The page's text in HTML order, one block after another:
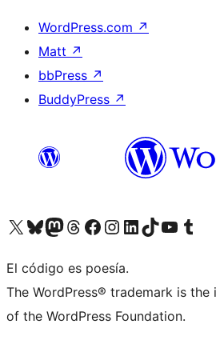
WordPress.com ↗
Matt ↗
bbPress ↗
BuddyPress ↗
Visitá nuestra cuenta de X (anteriormente Twitter)
Visitá nuestra cuenta de Bluesky
Visitá nuestra cuenta de Mastodon
Visitá nuestra cuenta de Threads
Visitá nuestra página de Facebook
Visitá nuestra cuenta de Instagram
Visitá nuestra cuenta de LinkedIn
Visitá nuestra cuenta de TikTok
Visitá nuestro canal de
Visitá nuestra
El código es poesía.
The WordPress® trademark is
of the WordPress Foundation.